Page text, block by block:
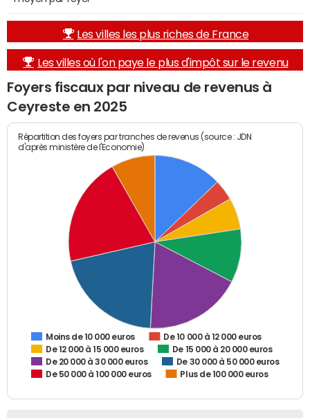
Les villes les plus riches de France
Les villes où l'on paye le plus d'impôt sur le revenu
Foyers fiscaux par niveau de revenus à
Ceyreste en 2025
Répartition des foyers par tranches de revenus (source : JDN
d'après ministère de l'Economie)
Moins de 10 000 euros
De 10 000 à 12 000 euros
De 12 000 à 15 000 euros
De 15 000 à 20 000 euros
De 20 000 à 30 000 euros
De 30 000 à 50 000 euros
De 50 000 à 100 000 euros
Plus de 100 000 euros